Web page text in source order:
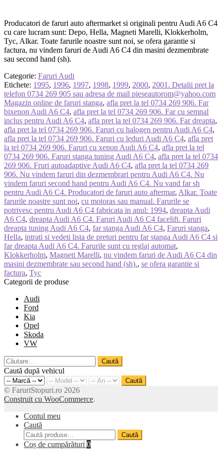
Producatori de faruri auto aftermarket si originali pentru Audi A6 C4
cu care lucram sunt: Depo, Hella, Magneti Marelli, Klokkerholm,
Tyc, Alkar. Toate farurile noastre sunt noi, se ofera garantie si
factura, nu vindem faruri de Audi A6 C4 din masini dezmembrate
sau second hand (sh).
Categorie: Faruri Audi
Etichete: 1995, 1996, 1997, 1998, 1999, 2000, 2001. Detalii pret la
telefon 0734 269 905 sau adresa de mail pieseautorom@yahoo.com
Magazin online de faruri stanga, afla pret la tel 0734 269 906. Far
bixenon Audi A6 C4, afla pret la tel 0734 269 906. Far cu semnal
inclus pentru Audi A6 C4, afla pret la tel 0734 269 906. Far dreapta,
afla pret la tel 0734 269 906. Faruri cu halogen pentru Audi A6 C4,
afla pret la tel 0734 269 906. Faruri cu leduri Audi A6 C4, afla pret
la tel 0734 269 906. Faruri cu xenon Audi A6 C4, afla pret la tel
0734 269 906. Faruri stanga tuning Audi A6 C4, afla pret la tel 0734
269 906. Fruri autoadaptive Audi A6 C4, afla pret la tel 0734 269
906. Nu vindem faruri din dezmembrari pentru Audi A6 C4. Nu
vindem faruri second hand pentru Audi A6 C4. Nu vand far sh
pentru Audi A6 C4. Producatori de faruri auto aftermar, Alkar. Toate
farurile noastre sunt noi, cu motoras sau manual. Farurile se
potrivesc pentru Audi A6 C4 fabricata in anul: 1994, dreapta Audi
A6 C4, dreapta Audi A6 C4. Faruri Audi A6 C4 facelift. Faruri
dreapta tuning Audi A6 C4, far stanga Audi A6 C4, Faruri stanga,
Hella, intrati si vedeti lista de preturi pentru far stanga Audi A6 C4 si
far dreapta Audi A6 C4. Farurile sunt cu reglaj automat,
Klokkerholm, Magneti Marelli, nu vindem faruri de Audi A6 C4 din
masini dezmembrate sau second hand (sh)., se ofera garantie si
factura, Tyc
Categorii de produse
Audi
Ford
Kia
Opel
Skoda
VW
Caută
după:
Caută după vehicul
Caută
© FaruriStopuri.ro 2026
Construit cu WooCommerce.
Contul meu
Caută
Caută
după:
Caută
Coș de cumpărături 0